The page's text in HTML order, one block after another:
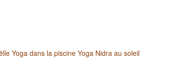
Yoga dans la piscine Yoga Nidra au soleil